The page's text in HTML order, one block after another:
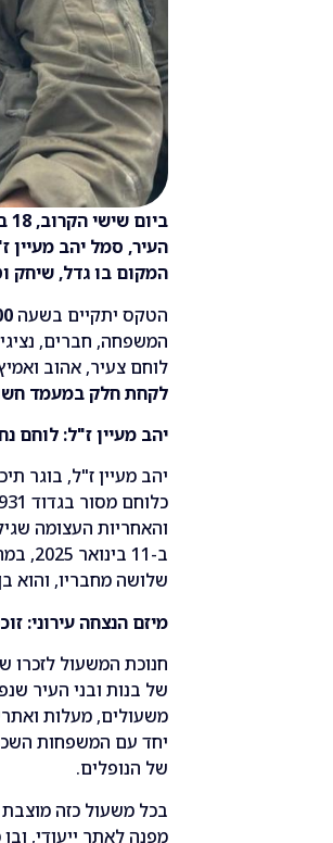
העיר, סמל יהב
המקום בו גדל, שיחק
הטקס יתקיים בשעה
המשפחה, חברים,
לוחם צעיר, אהוב
לקחת חלק במעמד
יהב מעיין ז"ל: לוחם נח"ל
והאחריות העצומה
ב-11
שלושה מחבריו, והוא בן 19
מיזם הנצחה עירוני:
חנוכת המשעול לזכרו
של בנות ובני העיר
משעולים, מעלות
יחד עם המשפחות
של הנופלים.
בכל משעול כזה מוצבת
מפנה לאתר ייעודי,